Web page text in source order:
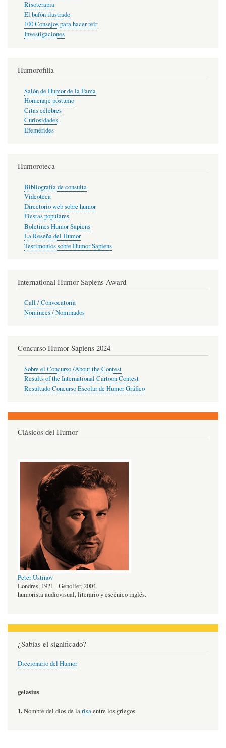
Risoterapia
El bufón ilustrado
100 Consejos para hacer reír
Investigaciones
Humorofilia
Salón de Humor de la Fama
Homenaje póstumo
Citas célebres
Curiosidades
Efemérides
Humoroteca
Bibliografía de consulta
Videoteca
Directorio web sobre humor
Fiestas populares
Boletines Humor Sapiens
La Reseña del Humor
Testimonios sobre Humor Sapiens
International Humor Sapiens Award
Call / Convocatoria
Nominees / Nominados
Concurso Humor Sapiens 2024
Sobre el Concurso /About the Contest
Results of the International Cartoon Contest
Resultado Concurso Escolar de Humor Gráfico
Clásicos del Humor
Peter Ustinov
Londres, 1921 - Genolier, 2004
humorista audiovisual, literario y escénico inglés.
¿Sabías el significado?
Diccionario del Humor
gelasius
1.Nombre del dios de larisaentre los griegos.